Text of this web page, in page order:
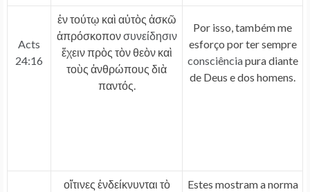
Acts
24:16
ἐν τούτῳ καὶ αὐτὸς ἀσκῶ
ἀπρόσκοπονσυνείδησιν
ἔχειν πρὸς τὸν θεὸν καὶ
τοὺς ἀνθρώπους διὰ
παντός.
Por isso, também me
esforço por ter sempre
consciênciapura diante
de Deus e dos homens.
οἵτινες ἐνδείκνυνται τὸ
Estes mostram a norma